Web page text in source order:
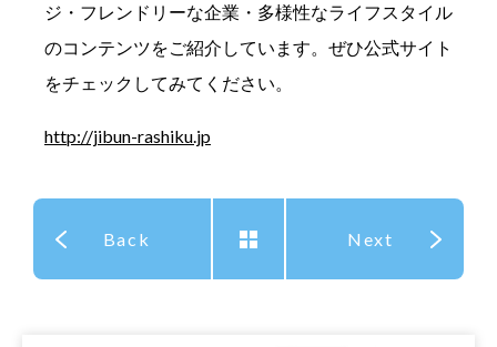
ジ・フレンドリーな企業・多様性なライフスタイル
のコンテンツをご紹介しています。ぜひ公式サイト
をチェックしてみてください。
http://jibun-rashiku.jp
Back Next